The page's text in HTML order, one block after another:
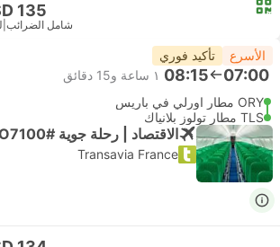
135
شامل الضرائب
الأسرع تأكيد فوري
07:00
08:15 ١ ساعة و‫15 دقائق
ORY مطار اورلي في باريس
TLS مطار تولوز بلانياك
الاقتصاد | رحلة جوية #TO7100
Transavia France